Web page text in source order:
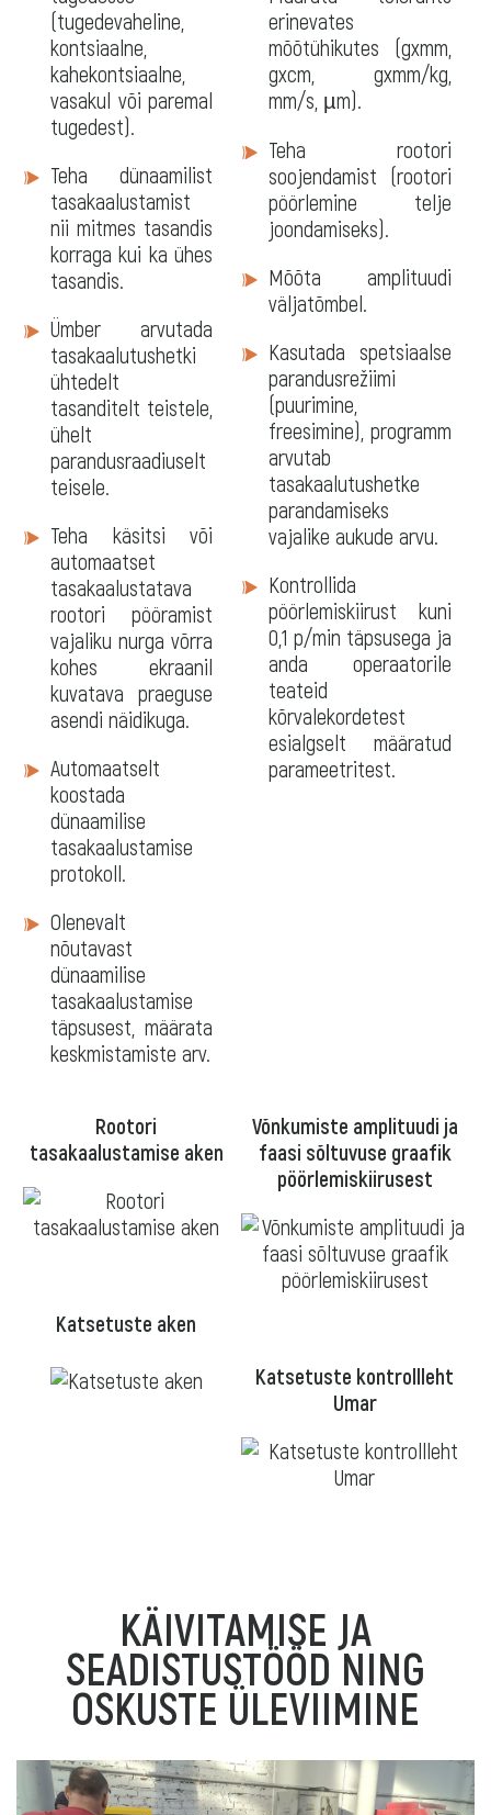
(tugedevaheline,
kontsiaalne,
kahekontsiaalne,
vasakul või paremal
tugedest).
Teha dünaamilist
tasakaalustamist
nii mitmes tasandis
korraga kui ka ühes
tasandis.
Ümber arvutada
tasakaalutushetki
ühtedelt
tasanditelt teistele,
ühelt
parandusraadiuselt
teisele.
Teha käsitsi või
automaatset
tasakaalustatava
rootori pööramist
vajaliku nurga võrra
kohes ekraanil
kuvatava praeguse
asendi näidikuga.
Automaatselt
koostada
dünaamilise
tasakaalustamise
protokoll.
Olenevalt
nõutavast
dünaamilise
tasakaalustamise
täpsusest, määrata
keskmistamiste arv.
erinevates
mõõtühikutes (gxmm,
gxcm, gxmm/kg,
mm/s, µm).
Teha rootori
soojendamist (rootori
pöörlemine telje
joondamiseks).
Mõõta amplituudi
väljatõmbel.
Kasutada spetsiaalse
parandusrežiimi
(puurimine,
freesimine), programm
arvutab
tasakaalutushetke
parandamiseks
vajalike aukude arvu.
Kontrollida
pöörlemiskiirust kuni
0,1 p/min täpsusega ja
anda operaatorile
teateid
kõrvalekordetest
esialgselt määratud
parameetritest.
Rootori
tasakaalustamise aken
Katsetuste aken
Võnkumiste amplituudi ja
faasi sõltuvuse graafik
pöörlemiskiirusest
Katsetuste kontrollleht
Umar
KÄIVITAMISE JA
SEADISTUSTÖÖD NING
OSKUSTE ÜLEVIIMINE